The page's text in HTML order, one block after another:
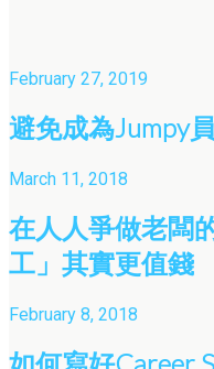
February 27, 2019
避免成為Jumpy
March 11, 2018
在人人爭做老闆
工」其實更值錢
February 8, 2018
如何寫好Career